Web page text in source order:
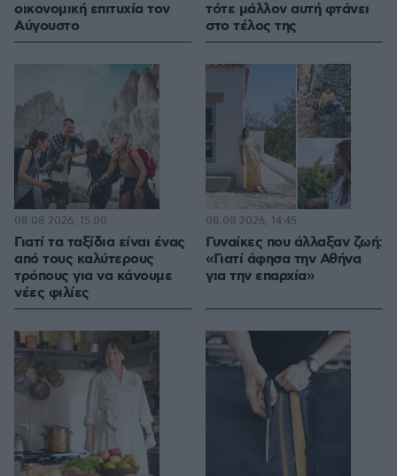
οικονομική επιτυχία τον
Αύγουστο
τότε μάλλον αυτή φτάνει
στο τέλος της
Γιατί τα ταξίδια είναι ένας
από τους καλύτερους
τρόπους για να κάνουμε
νέες φιλίες
08.08.2026, 15:00
Γυναίκες που άλλαξαν ζωή:
«Γιατί άφησα την Αθήνα
για την επαρχία»
08.08.2026, 14:45